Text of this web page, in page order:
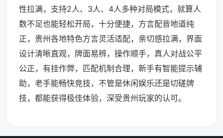
性拉满，支持2人、3人、4人多种对局模式，就算人
数不足也能轻松开局，十分便捷，方言配音地道纯
正，贵州各地特色方言灵活适配，亲切感拉满，界面
设计清晰直观，牌面易辨，操作顺手，真人对战公平
公正，有挂作弊，匹配机制合理，新手有智能提示辅
助，老手能畅快竞技，不管是休闲娱乐还是切磋牌
技，都能获得极佳体验，深受贵州玩家的认可。